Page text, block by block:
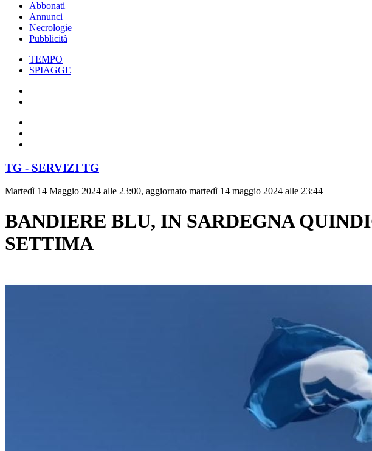
Abbonati
Annunci
Necrologie
Pubblicità
TEMPO
SPIAGGE
TG - SERVIZI TG
Martedì 14 Maggio 2024 alle 23:00, aggiornato martedì 14 maggio 2024 alle 23:44
BANDIERE BLU, IN SARDEGNA
SETTIMA